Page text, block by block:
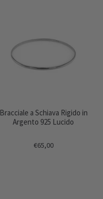
Bracciale a Schiava Rigido in
Argento 925 Lucido
€65,00